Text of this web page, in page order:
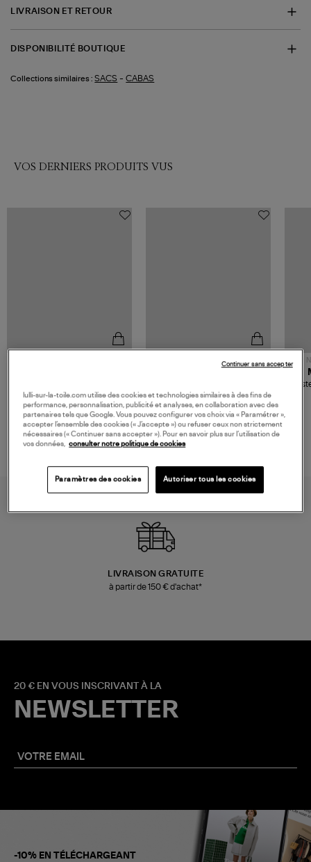
LIVRAISON ET RETOUR
DISPONIBILITÉ BOUTIQUE
Collections similaires : SACS -CABAS
VOS DERNIERS PRODUITS VUS
480,00 €
Champagne
NOUVELLE COLLECTION
189,00 €
Mousse
LIVRAISON GRATUITE
à partir de 150 € d'achat*
20 € EN VOUS INSCRIVANT À LA
NEWSLETTER
-10% EN TÉLÉCHARGEANT
lulli-sur-la-toile.com utilise des cookies et technologies similaires à des fins de
performance, personnalisation, publicité et analyses, en collaboration avec des
partenaires tels que Google. Vous pouvez configurer vos choix via « Paramétrer »,
accepter l’ensemble des cookies (« J’accepte ») ou refuser ceux non strictement
nécessaires (« Continuer sans accepter »). Pour en savoir plus sur l’utilisation de
vos données, consulter notre politique de cookies
Paramètres des cookies Autoriser tous les cookies
Continuer sans accepter